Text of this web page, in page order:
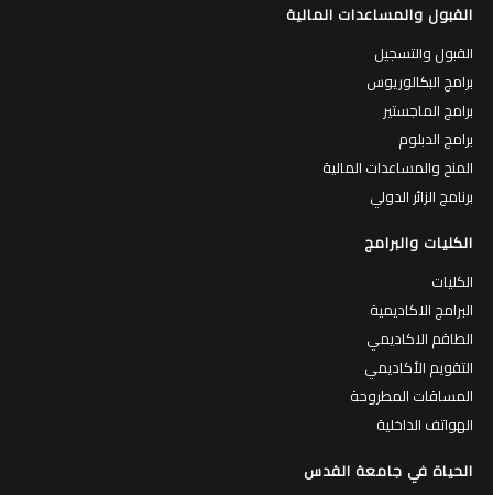
القبول والمساعدات المالية
القبول والتسجيل
برامج البكالوريوس
برامج الماجستير
برامج الدبلوم
المنح والمساعدات المالية
برنامج الزائر الدولي
الكليات والبرامج
الكليات
البرامج الاكاديمية
الطاقم الاكاديمي
التقويم الأكاديمي
المساقات المطروحة
الهواتف الداخلية
الحياة في جامعة القدس